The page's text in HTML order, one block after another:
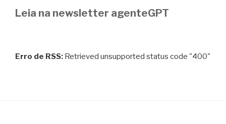
Leia na newsletter agenteGPT
Erro de RSS: Retrieved unsupported status code "400"